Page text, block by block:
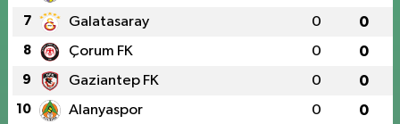
7 Galatasaray 0 0
8 Çorum FK 0 0
9 Gaziantep FK 0 0
10 Alanyaspor 0 0